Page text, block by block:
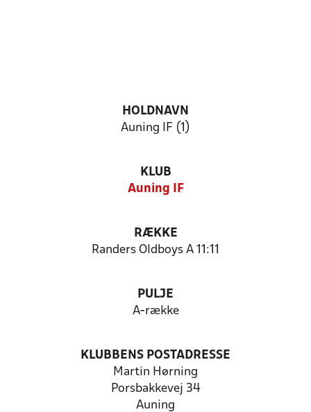
HOLDNAVN
Auning IF (1)
KLUB
Auning IF
RÆKKE
Randers Oldboys A 11:11
PULJE
A-række
KLUBBENS POSTADRESSE
Martin Hørning
Porsbakkevej 34
Auning